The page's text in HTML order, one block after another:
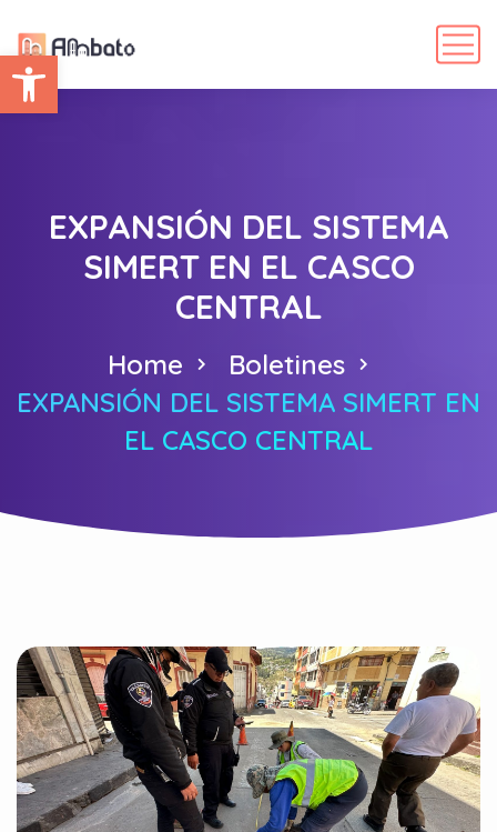
Abrir barra de herramientas
EXPANSIÓN DEL SISTEMA
SIMERT EN EL CASCO
CENTRAL
Home
Boletines
EXPANSIÓN DEL SISTEMA SIMERT EN
EL CASCO CENTRAL